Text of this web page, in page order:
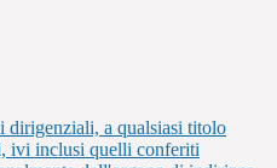
dirigenziali, a qualsiasi titolo
ivi inclusi quelli conferiti